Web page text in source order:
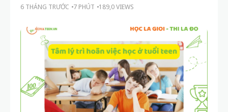
6 THÁNG TRƯỚC 7 PHÚT 189,0 VIEWS